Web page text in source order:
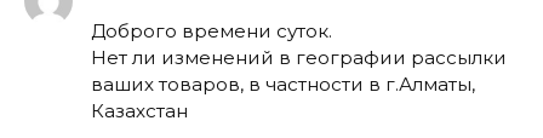
Доброго времени суток.
Нет ли изменений в географии рассылки
ваших товаров, в частности в г.Алматы,
Казахстан